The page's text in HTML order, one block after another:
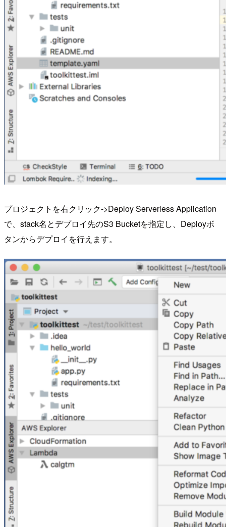
プロジェクトを右クリック->Deploy Serverless Application
で、stack名とデプロイ先のS3 Bucketを指定し、Deployボ
タンからデプロイを行えます。